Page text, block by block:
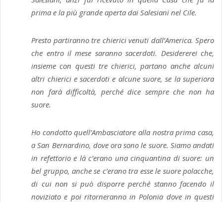
prima e la più grande aperta dai Salesiani nel Cile.
Presto partiranno tre chierici venuti dall’America. Spero
che entro il mese saranno sacerdoti. Desidererei che,
insieme con questi tre chierici, partano anche alcuni
altri chierici e sacerdoti e alcune suore, se la superiora
non farà difficoltà, perché dice sempre che non ha
suore.
Ho condotto quell’Ambasciatore alla nostra prima casa,
a San Bernardino, dove ora sono le suore. Siamo andati
in refettorio e là c’erano una cinquantina di suore: un
bel gruppo, anche se c’erano tra esse le suore polacche,
di cui non si può disporre perché stanno facendo il
noviziato e poi ritorneranno in Polonia dove in questi